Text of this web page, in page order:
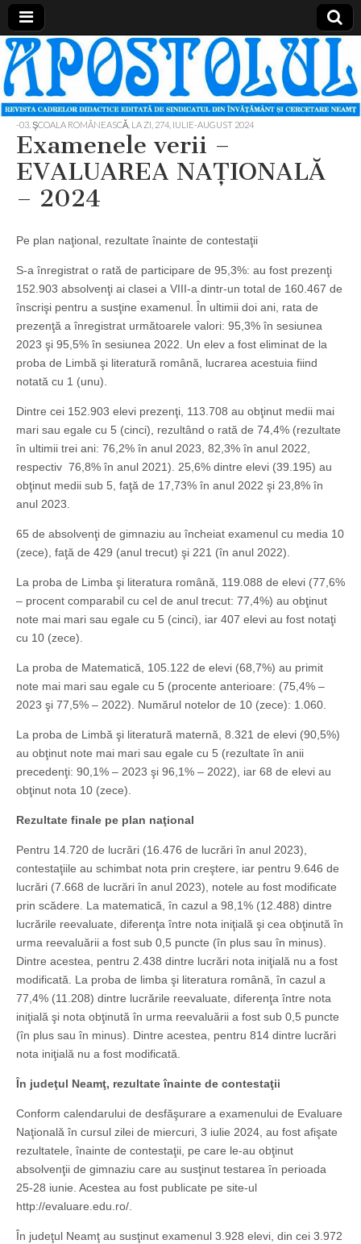
Apostolul
Revista
cadrelor
didactice
din
judetul
Neamt
-03. ŞCOALA ROMÂNEASCĂ, LA ZI 274, IULIE-AUGUST 2024
Examenele verii –
EVALUAREA NAŢIONALĂ
– 2024
Pe plan naţional, rezultate înainte de contestaţii
S-a înregistrat o rată de participare de 95,3%: au fost prezenţi
152.903 absolvenţi ai clasei a VIII-a dintr-un total de 160.467 de
înscrişi pentru a susţine examenul. În ultimii doi ani, rata de
prezenţă a înregistrat următoarele valori: 95,3% în sesiunea
2023 şi 95,5% în sesiunea 2022. Un elev a fost eliminat de la
proba de Limbă şi literatură română, lucrarea acestuia fiind
notată cu 1 (unu).
Dintre cei 152.903 elevi prezenţi, 113.708 au obţinut medii mai
mari sau egale cu 5 (cinci), rezultând o rată de 74,4% (rezultate
în ultimii trei ani: 76,2% în anul 2023, 82,3% în anul 2022,
respectiv 76,8% în anul 2021). 25,6% dintre elevi (39.195) au
obţinut medii sub 5, faţă de 17,73% în anul 2022 şi 23,8% în
anul 2023.
65 de absolvenţi de gimnaziu au încheiat examenul cu media 10
(zece), faţă de 429 (anul trecut) şi 221 (în anul 2022).
La proba de Limba şi literatura română, 119.088 de elevi (77,6%
– procent comparabil cu cel de anul trecut: 77,4%) au obţinut
note mai mari sau egale cu 5 (cinci), iar 407 elevi au fost notaţi
cu 10 (zece).
La proba de Matematică, 105.122 de elevi (68,7%) au primit
note mai mari sau egale cu 5 (procente anterioare: (75,4% –
2023 şi 77,5% – 2022). Numărul notelor de 10 (zece): 1.060.
La proba de Limbă şi literatură maternă, 8.321 de elevi (90,5%)
au obţinut note mai mari sau egale cu 5 (rezultate în anii
precedenţi: 90,1% – 2023 şi 96,1% – 2022), iar 68 de elevi au
obţinut nota 10 (zece).
Rezultate finale pe plan naţional
Pentru 14.720 de lucrări (16.476 de lucrări în anul 2023),
contestaţiile au schimbat nota prin creştere, iar pentru 9.646 de
lucrări (7.668 de lucrări în anul 2023), notele au fost modificate
prin scădere. La matematică, în cazul a 98,1% (12.488) dintre
lucrările reevaluate, diferenţa între nota iniţială şi cea obţinută în
urma reevaluării a fost sub 0,5 puncte (în plus sau în minus).
Dintre acestea, pentru 2.438 dintre lucrări nota iniţială nu a fost
modificată. La proba de limba şi literatura română, în cazul a
77,4% (11.208) dintre lucrările reevaluate, diferenţa între nota
iniţială şi nota obţinută în urma reevaluării a fost sub 0,5 puncte
(în plus sau în minus). Dintre acestea, pentru 814 dintre lucrări
nota iniţială nu a fost modificată.
În judeţul Neamţ, rezultate înainte de contestaţii
Conform calendarului de desfăşurare a examenului de Evaluare
Naţională în cursul zilei de miercuri, 3 iulie 2024, au fost afişate
rezultatele, înainte de contestaţii, pe care le-au obţinut
absolvenţii de gimnaziu care au susţinut testarea în perioada
25-28 iunie. Acestea au fost publicate pe site-ul
http://evaluare.edu.ro/.
În judeţul Neamţ au susţinut examenul 3.928 elevi, din cei 3.972